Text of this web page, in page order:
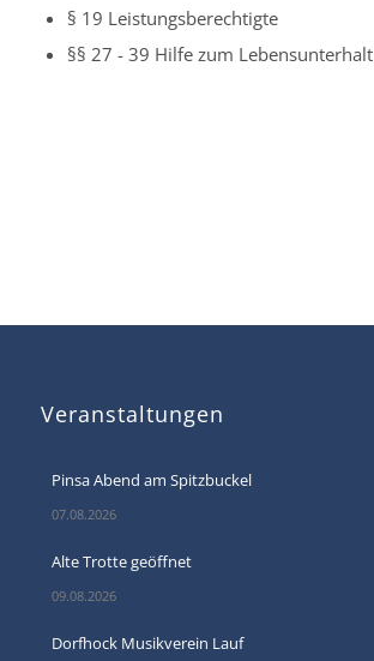
§ 19 Leistungsberechtigte
§§ 27 - 39 Hilfe zum Lebensunterhalt
Veranstaltungen
Pinsa Abend am Spitzbuckel
07.08.2026
Alte Trotte geöffnet
09.08.2026
Dorfhock Musikverein Lauf